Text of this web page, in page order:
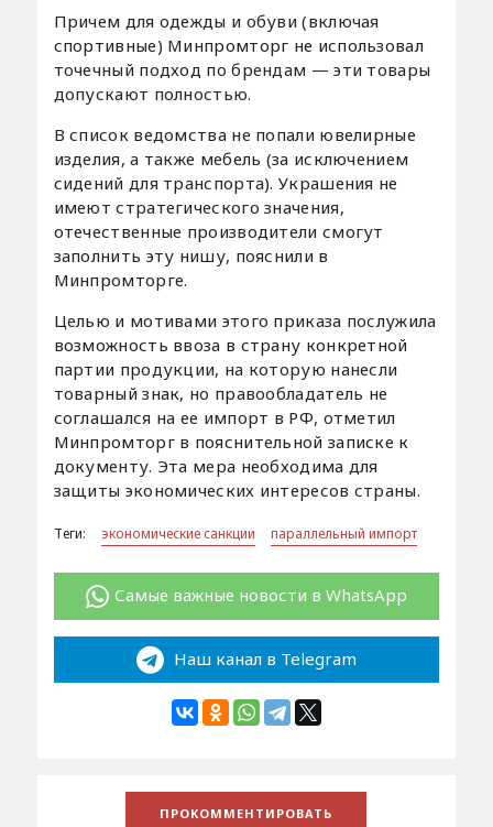
Причем для одежды и обуви (включая
спортивные) Минпромторг не использовал
точечный подход по брендам — эти товары
допускают полностью.
В список ведомства не попали ювелирные
изделия, а также мебель (за исключением
сидений для транспорта). Украшения не
имеют стратегического значения,
отечественные производители смогут
заполнить эту нишу, пояснили в
Минпромторге.
Целью и мотивами этого приказа послужила
возможность ввоза в страну конкретной
партии продукции, на которую нанесли
товарный знак, но правообладатель не
соглашался на ее импорт в РФ, отметил
Минпромторг в пояснительной записке к
документу. Эта мера необходима для
защиты экономических интересов страны.
Теги: экономические санкции параллельный импорт
Самые важные новости в WhatsApp
Наш канал в Telegram